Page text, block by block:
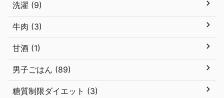
洗濯 (9)
牛肉 (3)
甘酒 (1)
男子ごはん (89)
糖質制限ダイエット (3)